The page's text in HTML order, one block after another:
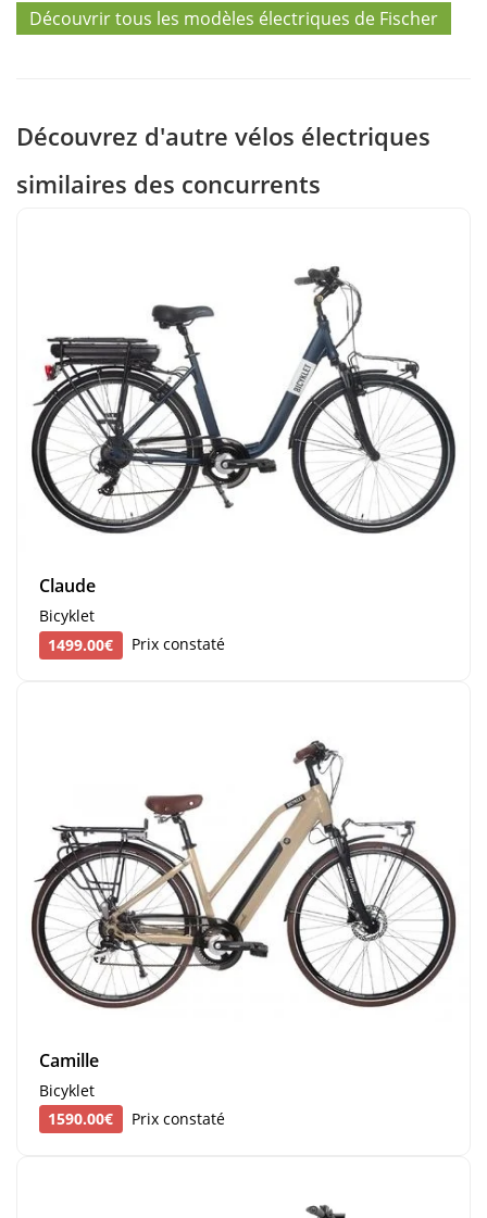
Découvrir tous les modèles électriques de Fischer
Découvrez d'autre vélos électriques
similaires des concurrents
Claude
Bicyklet
1499.00€
Prix constaté
Camille
Bicyklet
1590.00€
Prix constaté